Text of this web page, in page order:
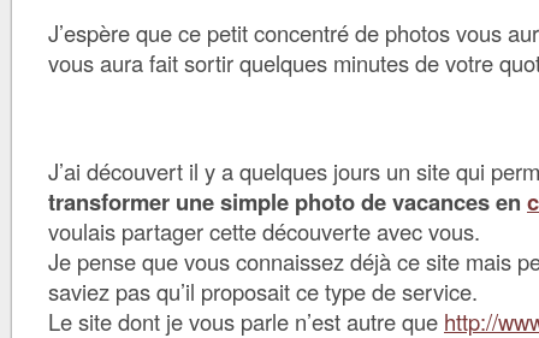
J’espère que ce petit concentré de photos vous
vous aura fait sortir quelques minutes de votre
J’ai découvert il y a quelques jours un site qui
transformer une simple photo de vacances en
voulais partager cette découverte avec vous.
Je pense que vous connaissez déjà ce site mais
saviez pas qu’il proposait ce type de service.
Le site dont je vous parle n’est autre que http://